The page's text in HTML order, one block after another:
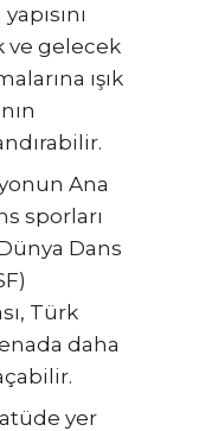
ve gelecek
ışık
Ana
sporları
Dans
Türk
daha
yer